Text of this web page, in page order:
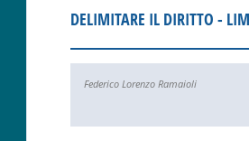
DELIMITARE IL DIRITTO -
Federico Lorenzo Ramaioli